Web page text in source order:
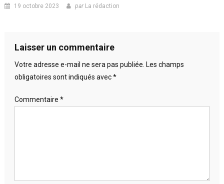
19 octobre 2023 par La rédaction
Laisser un commentaire
Votre adresse e-mail ne sera pas publiée. Les champs
obligatoires sont indiqués avec*
Commentaire *